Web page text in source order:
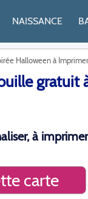
NAISSANCE
Halloween à Imprimer
gratuit
à
carte